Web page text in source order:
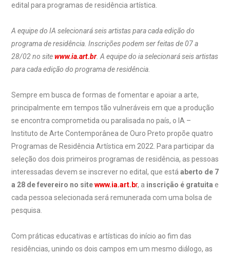
edital para programas de residência artística.
A equipe do IA selecionará seis artistas para cada edição do
programa de residência. Inscrições podem ser feitas de 07 a
28/02 no sitewww.ia.art.br. A equipe do ia selecionará seis artistas
para cada edição do programa de residência.
Sempre em busca de formas de fomentar e apoiar a arte,
principalmente em tempos tão vulneráveis em que a produção
se encontra comprometida ou paralisada no país, o IA –
Instituto de Arte Contemporânea de Ouro Preto propõe quatro
Programas de Residência Artística em 2022. Para participar da
seleção dos dois primeiros programas de residência, as pessoas
interessadas devem se inscrever no edital, que está aberto de 7
a 28 de fevereiro no sitewww.ia.art.br, a inscrição é gratuita e
cada pessoa selecionada será remunerada com uma bolsa de
pesquisa.
Com práticas educativas e artísticas do início ao fim das
residências, unindo os dois campos em um mesmo diálogo, as